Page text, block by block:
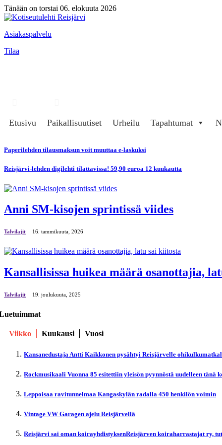
Tänään on torstai 06. elokuuta 2026
Asiakaspalvelu
Tilaa
Etusivu
Paikallisuutiset Urheilu Tapahtumat
Paperilehden tilausmaksun voit muuttaa e-laskuksi
Reisjärvi-lehden digilehti tilattavissa! 59,90 euroa 12 kuukautta
Anni SM-kisojen sprintissä viides
Talvilajit 16. tammikuuta, 2026
Kansallisissa huikea määrä osanottajia,
Talvilajit 19. јoulukuuta, 2025
Viikko Kuukausi Vuosi
Kansanedustaja Antti Kaikkonen pysähtyi Reisjärvelle
Rockmusikaali Vuonna 85 esitettiin yleisön pyynnöstä uudelleen tänä
Leppoisaa ravitunnelmaa Kangaskylän radalla 450 henkilön voimin
Vintage VW Garagen ajelu Reisjärvellä
Reisjärvi sai oman koirayhdistyksenReisjärven koiraharrastajat ry,